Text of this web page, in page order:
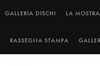
GALLERIA DISCHI LA MOSTRA
RASSEGNA STAMPA